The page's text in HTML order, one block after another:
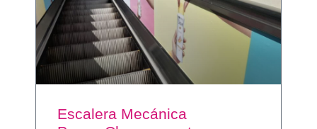
Escalera Mecánica